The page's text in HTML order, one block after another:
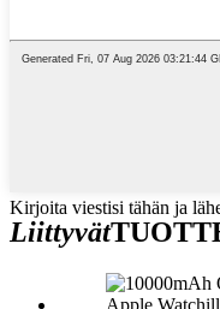
Kirjoita viestisi tähän ja
Liittyvät